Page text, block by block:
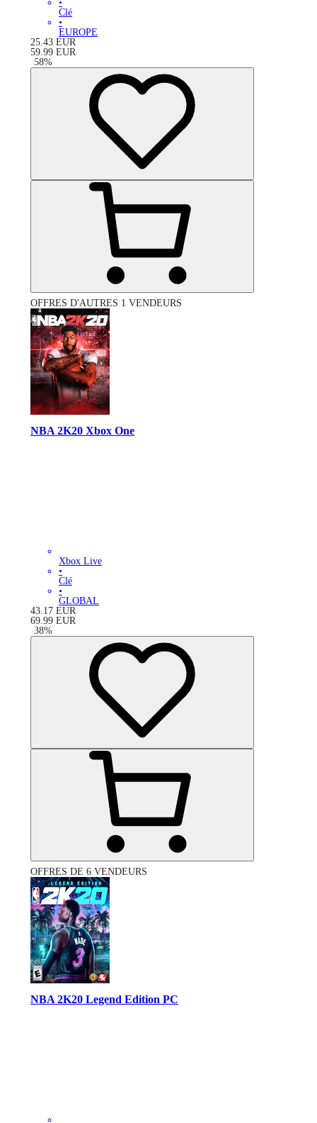
•
Clé
•
EUROPE
25.43 EUR
59.99 EUR
-58%
OFFRES D'AUTRES 1 VENDEURS
NBA 2K20 Xbox One
Xbox Live
•
Clé
•
GLOBAL
43.17 EUR
69.99 EUR
-38%
OFFRES DE 6 VENDEURS
NBA 2K20 Legend Edition PC